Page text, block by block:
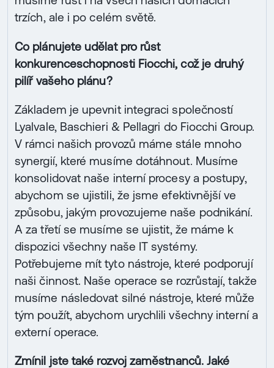
trzích, ale i po celém světě.
Co plánujete udělat pro růst
konkurenceschopnosti Fiocchi, což je druhý
pilíř vašeho plánu?
Základem je upevnit integraci společností
Lyalvale, Baschieri & Pellagri do Fiocchi Group.
V rámci našich provozů máme stále mnoho
synergií, které musíme dotáhnout. Musíme
konsolidovat naše interní procesy a postupy,
abychom se ujistili, že jsme efektivnější ve
způsobu, jakým provozujeme naše podnikání.
A za třetí se musíme se ujistit, že máme k
dispozici všechny naše IT systémy.
Potřebujeme mít tyto nástroje, které podporují
naši činnost. Naše operace se rozrůstají, takže
musíme následovat silné nástroje, které může
tým použít, abychom urychlili všechny interní a
externí operace.
Zmínil jste také rozvoj zaměstnanců. Jaké